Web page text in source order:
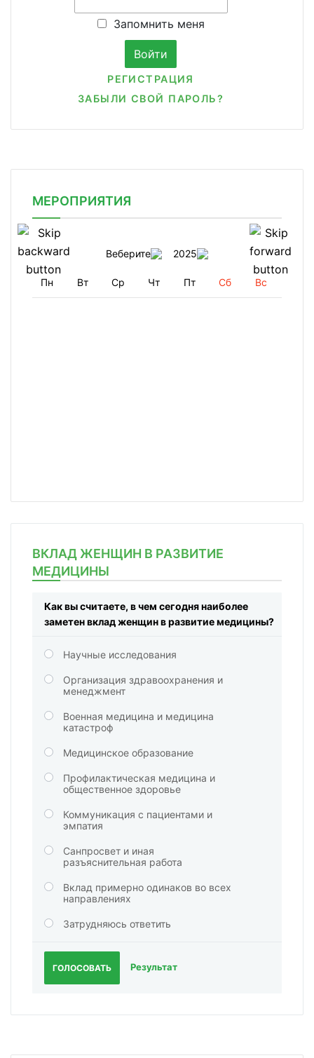
Запомнить меня
РЕГИСТРАЦИЯ
ЗАБЫЛИ СВОЙ ПАРОЛЬ?
МЕРОПРИЯТИЯ
Веберите 2025
Пн Вт Ср Чт Пт Сб Вс
ВКЛАД ЖЕНЩИН В РАЗВИТИЕ
МЕДИЦИНЫ
Как вы считаете, в чем сегодня наиболее
заметен вклад женщин в развитие медицины?
Научные исследования
Организация здравоохранения и
менеджмент
Военная медицина и медицина
катастроф
Медицинское образование
Профилактическая медицина и
общественное здоровье
Коммуникация с пациентами и
эмпатия
Санпросвет и иная
разъяснительная работа
Вклад примерно одинаков во всех
направлениях
Затрудняюсь ответить
ГОЛОСОВАТЬ Результат